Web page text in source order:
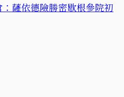
薩依德險勝密歇根參院初